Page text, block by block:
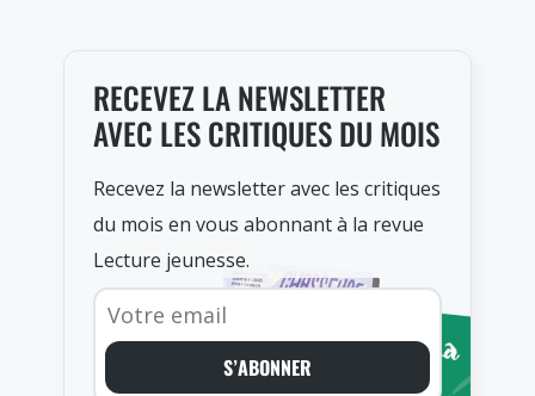
RECEVEZ LA NEWSLETTER
AVEC LES CRITIQUES DU MOIS
Recevez la newsletter avec les critiques
du mois en vous abonnant à la revue
Lecture jeunesse.
S’ABONNER